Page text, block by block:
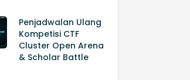
Penjadwalan Ulang
Kompetisi CTF
Cluster Open Arena
& Scholar Battle